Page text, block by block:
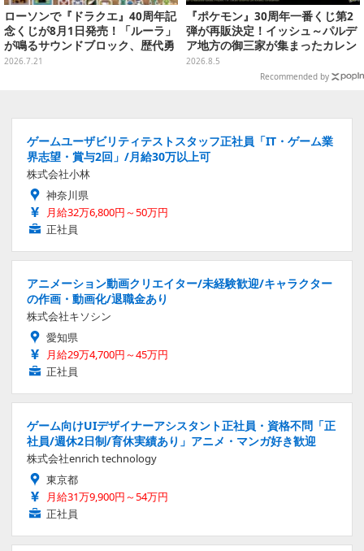
ローソンで『ドラクエ』40周年記
念くじが8月1日発売！「ルーラ」
が鳴るサウンドブロック、歴代勇
者＆スライムのフィギュアなど、
2026.7.21
『ポケモン』30周年一番くじ第2
弾が再販決定！イッシュ～パルデ
ア地方の御三家が集まったカレン
ダー、ぬいぐるみなど記念グッズ
2026.8.5
Recommended by
ゲームユーザビリティテストスタッフ正社員「IT・ゲーム業
界志望・賞与2回」/月給30万以上可
株式会社小林
神奈川県
月給32万6,800円～50万円
正社員
アニメーション動画クリエイター/未経験歓迎/キャラクター
の作画・動画化/退職金あり
株式会社キソシン
愛知県
月給29万4,700円～45万円
正社員
ゲーム向けUIデザイナーアシスタント正社員・資格不問「正
社員/週休2日制/育休実績あり」アニメ・マンガ好き歓迎
株式会社enrich technology
東京都
月給31万9,900円～54万円
正社員